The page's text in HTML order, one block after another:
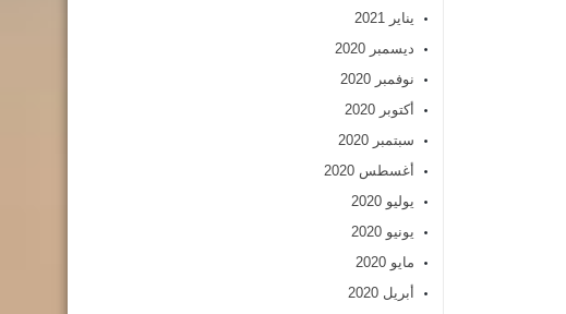
يناير 2021
ديسمبر 2020
نوفمبر 2020
أكتوبر 2020
سبتمبر 2020
أغسطس 2020
يوليو 2020
يونيو 2020
مايو 2020
أبريل 2020